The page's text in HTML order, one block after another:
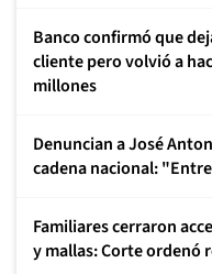
Banco confirmó que
cliente pero volvió a
millones
Denuncian a José
cadena nacional:
Familiares cerraron
y mallas: Corte ordenó